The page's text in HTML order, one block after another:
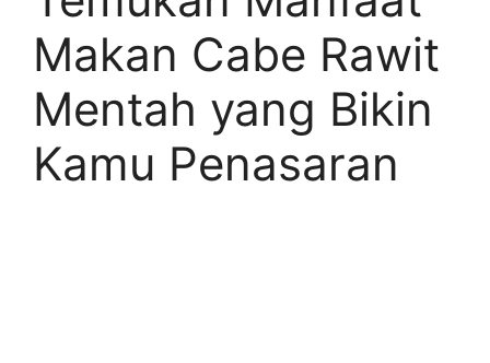
Makan Cabe Rawit
Mentah yang Bikin
Kamu Penasaran